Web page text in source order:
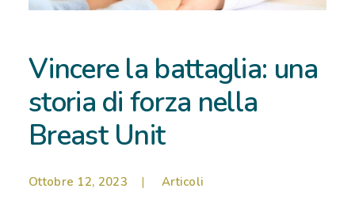
RICOVERI
PATOLOGIE
NEWS
FORMAZIONE
Vincere la battaglia: una
storia di forza nella
Breast Unit
Ottobre 12, 2023 | Articoli